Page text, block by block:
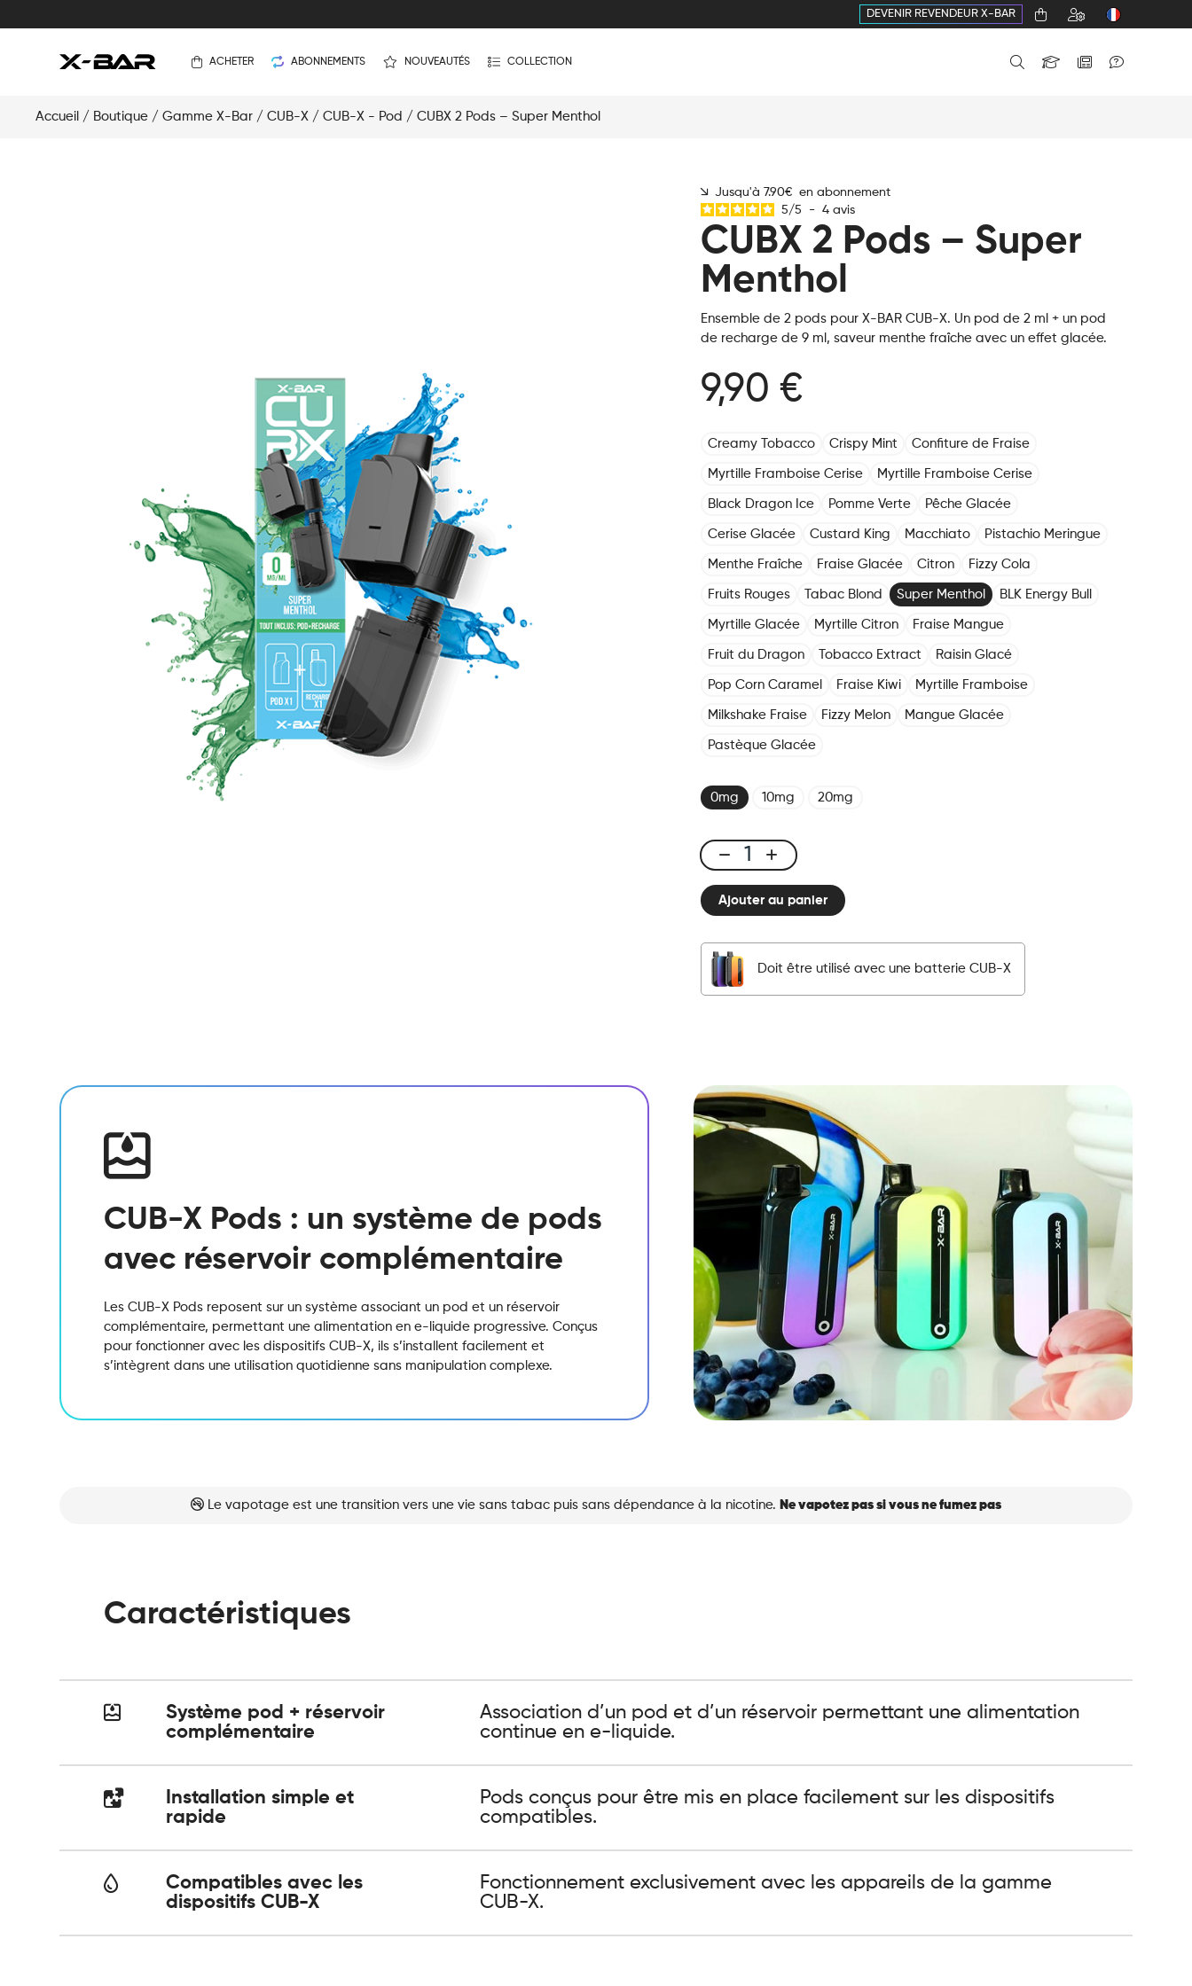
DEVENIR REVENDEUR X-BAR
ACHETER ABONNEMENTS NOUVEAUTÉS COLLECTION
Accueil / Boutique / Gamme X-Bar / CUB-X / CUB-X - Pod / CUBX 2 Pods – Super Menthol
Jusqu'à 7.90€ en abonnement
5/5 - 4 avis
CUBX 2 Pods – Super
Menthol
Ensemble de 2 pods pour X-BAR CUB-X. Un pod de 2 ml + un pod
de recharge de 9 ml, saveur menthe fraîche avec un effet glacée.
9,90 €
Creamy Tobacco Crispy Mint Confiture de Fraise
Myrtille Framboise Cerise Myrtille Framboise Cerise
Black Dragon Ice Pomme Verte Pêche Glacée
Cerise Glacée Custard King Macchiato Pistachio Meringue
Menthe Fraîche Fraise Glacée Citron Fizzy Cola
Fruits Rouges Tabac Blond Super Menthol BLK Energy Bull
Myrtille Glacée Myrtille Citron Fraise Mangue
Fruit du Dragon Tobacco Extract Raisin Glacé
Pop Corn Caramel Fraise Kiwi Myrtille Framboise
Milkshake Fraise Fizzy Melon Mangue Glacée
Pastèque Glacée
0mg 10mg 20mg
CUBX
Pods
Super
Menthol
quantité
Ajouter au panier
Doit être utilisé avec une batterie CUB-X
CUB-X Pods : un système de pods
avec réservoir complémentaire
Les CUB-X Pods reposent sur un système associant un pod et un réservoir
complémentaire, permettant une alimentation en e-liquide progressive. Conçus
pour fonctionner avec les dispositifs CUB-X, ils s’installent facilement et
s’intègrent dans une utilisation quotidienne sans manipulation complexe.
Le vapotage est une transition vers une vie sans tabac puis sans dépendance à la nicotine. Ne vapotez pas si vous ne fumez pas
Caractéristiques
Système pod + réservoir
complémentaire
Association d’un pod et d’un réservoir permettant une alimentation
continue en e-liquide.
Installation simple et
rapide
Pods conçus pour être mis en place facilement sur les dispositifs
compatibles.
Compatibles avec les
dispositifs CUB-X
Fonctionnement exclusivement avec les appareils de la gamme
CUB-X.